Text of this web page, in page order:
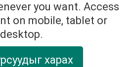
you want. Access
on mobile, tablet or
desktop.
харах